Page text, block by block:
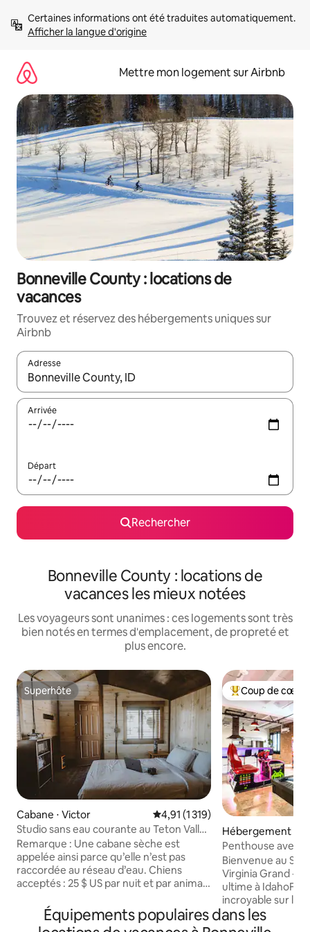
directement
Afficher la langue d'origine
Mettre mon logement sur Airbnb
Bonneville County : locations de
vacances
Trouvez et réservez des hébergements uniques sur
Airbnb
Adresse
Lorsque les résultats s'affichent, utilisez les flèches vers le
Arrivée
Départ
Rechercher
Bonneville County : locations de
vacances les mieux notées
Les voyageurs sont unanimes : ces logements sont très
bien notés en termes d'emplacement, de propreté et
plus encore.
Superhôte
Superhôte
Cabane ⋅ Victor Évaluation moyenne sur la base
4,91 (1 319)
Studio sans eau courante au Teton Valley
Resort
Remarque : Une cabane sèche est
appelée ainsi parce qu’elle n’est pas
raccordée au réseau d’eau. Chiens
acceptés : 25 $ US par nuit et par animal,
maximum. Chiens uniquement ; aucun
autre animal n’est autorisé. Le Dry
Coups de cœur
Coup de cœur
Hébergement ⋅
Penthouse avec
sauna et massage
Bienvenue au S.
Virginia Grand -
ultime à
incroyable sur le
Mountain depuis
et 3 salles de
Équipements populaires dans les